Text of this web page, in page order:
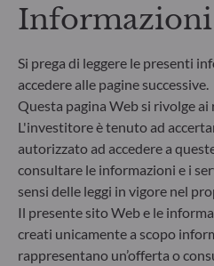
d’investimento sostenibile
transizione ecologica e
sostenibilità avvalendosi dei
fornitore di dati ESG esterno
gestione.
Si prega di leggere le presenti
accedere alle pagine successive.
Questa pagina Web si rivolge ai
L'investitore è tenuto ad
autorizzato ad accedere a
consultare le informazioni e i
sensi delle leggi in vigore nel
Il presente sito Web e le
creati unicamente a scopo
rappresentano un’offerta o